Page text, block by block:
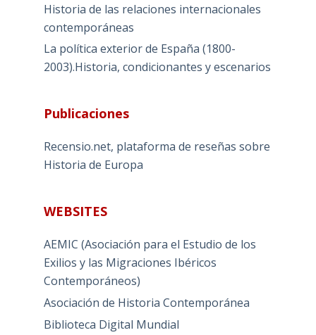
Historia de las relaciones internacionales
contemporáneas
La política exterior de España (1800-
2003).Historia, condicionantes y escenarios
Publicaciones
Recensio.net, plataforma de reseñas sobre
Historia de Europa
WEBSITES
AEMIC (Asociación para el Estudio de los
Exilios y las Migraciones Ibéricos
Contemporáneos)
Asociación de Historia Contemporánea
Biblioteca Digital Mundial